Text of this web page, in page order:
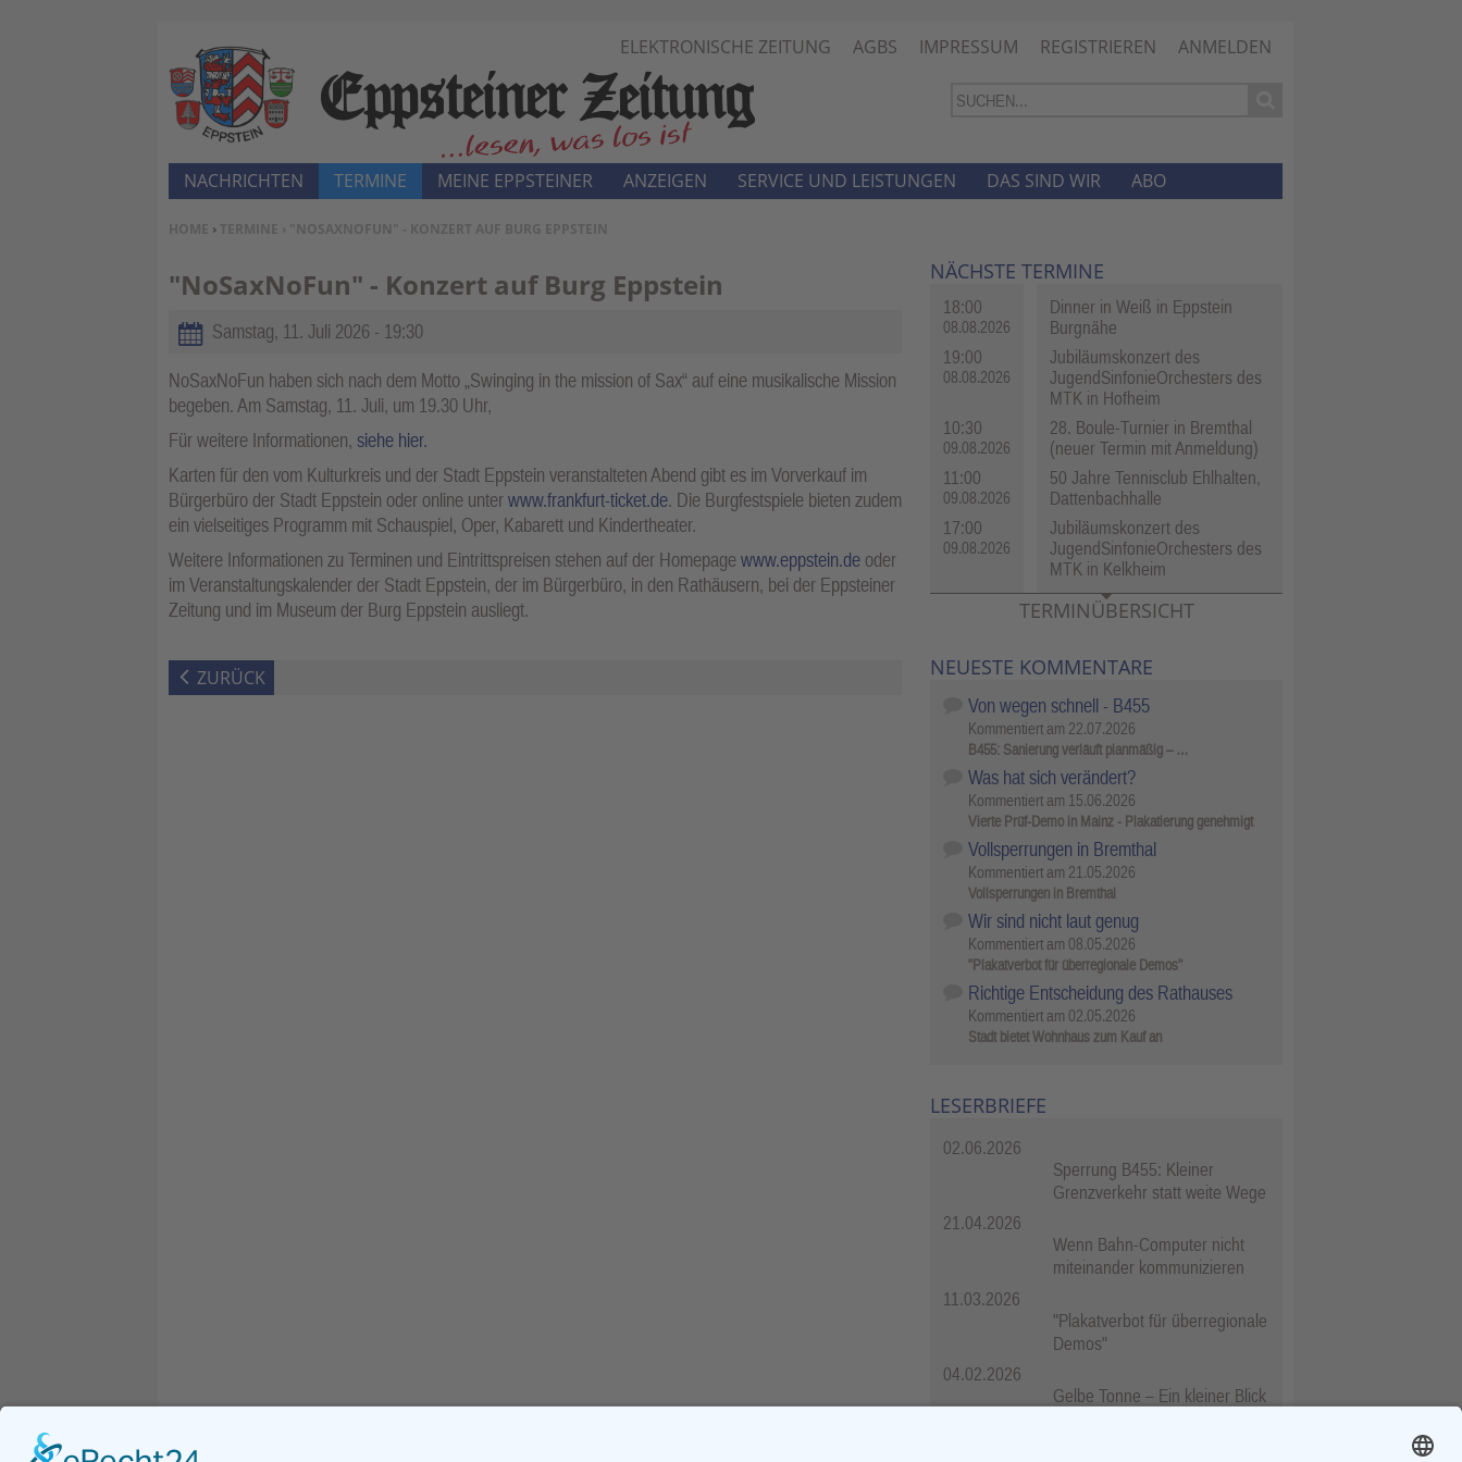
ELEKTRONISCHE ZEITUNG AGBS IMPRESSUM REGISTRIEREN ANMELDEN
SIE BEFINDEN SICH HIER:
HOME › TERMINE › "NOSAXNOFUN" - KONZERT AUF BURG EPPSTEIN
"NoSaxNoFun" - Konzert auf Burg Eppstein
Samstag, 11. Juli 2026 - 19:30
NoSaxNoFun haben sich nach dem Motto „Swinging in the mission of Sax“ auf eine musikalische Mission
begeben. Am Samstag, 11. Juli, um 19.30 Uhr,
Für weitere Informationen, siehe hier.
Karten für den vom Kulturkreis und der Stadt Eppstein veranstalteten Abend gibt es im Vorverkauf im
Bürgerbüro der Stadt Eppstein oder online unterwww.frankfurt-ticket.de. Die Burgfestspiele bieten zudem
ein vielseitiges Programm mit Schauspiel, Oper, Kabarett und Kindertheater.
Weitere Informationen zu Terminen und Eintrittspreisen stehen auf der Homepagewww.eppstein.de oder
im Veranstaltungskalender der Stadt Eppstein, der im Bürgerbüro, in den Rathäusern, bei der Eppsteiner
Zeitung und im Museum der Burg Eppstein ausliegt.
ZURÜCK
NÄCHSTE TERMINE
18:00
08.08.2026
Dinner in Weiß in Eppstein
Burgnähe
19:00
08.08.2026
Jubiläumskonzert des
JugendSinfonieOrchesters des
MTK in Hofheim
10:30
09.08.2026
28. Boule-Turnier in Bremthal
(neuer Termin mit Anmeldung)
11:00
09.08.2026
50 Jahre Tennisclub Ehlhalten,
Dattenbachhalle
17:00
09.08.2026
Jubiläumskonzert des
JugendSinfonieOrchesters des
MTK in Kelkheim
TERMINÜBERSICHT
NEUESTE KOMMENTARE
Von wegen schnell - B455
Kommentiert am 22.07.2026
B455: Sanierung verläuft planmäßig – …
Was hat sich verändert?
Kommentiert am 15.06.2026
Vierte Prüf-Demo in Mainz - Plakatierung genehmigt
Vollsperrungen in Bremthal
Kommentiert am 21.05.2026
Vollsperrungen in Bremthal
Wir sind nicht laut genug
Kommentiert am 08.05.2026
"Plakatverbot für überregionale Demos"
Richtige Entscheidung des Rathauses
Kommentiert am 02.05.2026
Stadt bietet Wohnhaus zum Kauf an
LESERBRIEFE
02.06.2026
Sperrung B455: Kleiner
Grenzverkehr statt weite Wege
21.04.2026
Wenn Bahn-Computer nicht
miteinander kommunizieren
11.03.2026
"Plakatverbot für überregionale
Demos"
04.02.2026
Gelbe Tonne – Ein kleiner Blick
NACHRICHTEN TERMINE MEINE EPPSTEINER ANZEIGEN SERVICE UND LEISTUNGEN DAS SIND WIR ABO